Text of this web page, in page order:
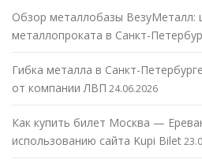
Обзор металлобазы ВезуМеталл:
металлопроката в Санкт-
Гибка металла в Санкт-
от компании ЛВП 24.06.2026
Как купить билет Москва —
использованию сайта Kupi Bilet